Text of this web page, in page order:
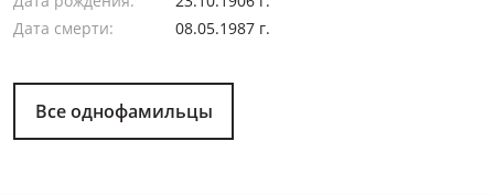
Дата смерти:
08.05.1987 г.
Все однофамильцы